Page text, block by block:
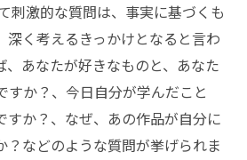
刺激的な質問は、事実に基づくも
深く考えるきっかけとなると言わ
、あなたが好きなものと、あなた
すか？、今日自分が学んだこと
すか？、なぜ、あの作品が自分に
？などのような質問が挙げられま